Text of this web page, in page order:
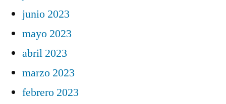
junio 2023
mayo 2023
abril 2023
marzo 2023
febrero 2023